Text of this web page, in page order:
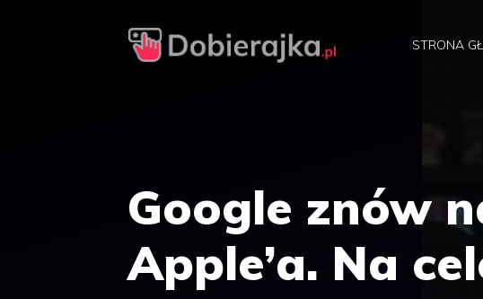
STRONA
Google znów
Apple’a. Na